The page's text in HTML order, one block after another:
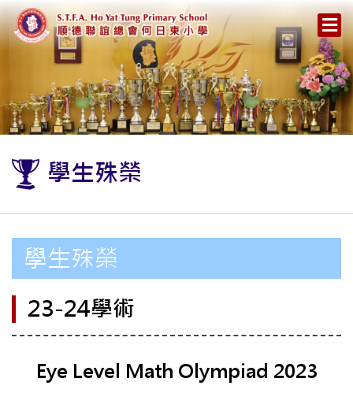
學生殊榮
學生殊榮
23-24學術
Eye Level Math Olympiad 2023